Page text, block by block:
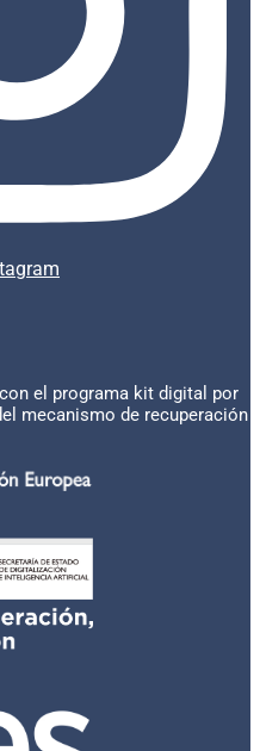
el programa kit digital por
mecanismo de recuperación